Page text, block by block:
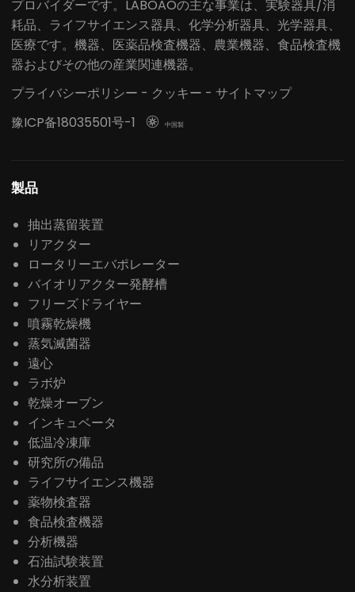
プロバイダーです。LABOAOの主な事業は、実験器具/消
耗品、ライフサイエンス器具、化学分析器具、光学器具、
医療です。機器、医薬品検査機器、農業機器、食品検査機
器およびその他の産業関連機器。
プライバシーポリシー - クッキー - サイトマップ
豫ICP备18035501号-1
 中国製
製品
抽出蒸留装置
リアクター
ロータリーエバポレーター
バイオリアクター発酵槽
フリーズドライヤー
噴霧乾燥機
蒸気滅菌器
遠心
ラボ炉
乾燥オーブン
インキュベータ
低温冷凍庫
研究所の備品
ライフサイエンス機器
薬物検査器
食品検査機器
分析機器
石油試験装置
水分析装置